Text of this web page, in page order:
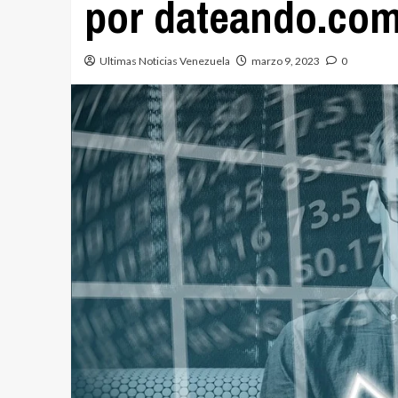
por
Ultimas Noticias Venezuela marzo 9, 2023 0